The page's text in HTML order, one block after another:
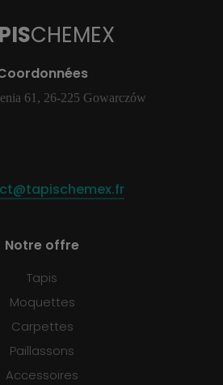
CHEMEX
61, 26-225 Gowarczów
Notre offre
Tapis
Moquettes
Carpettes
Paillassons
Accessoires